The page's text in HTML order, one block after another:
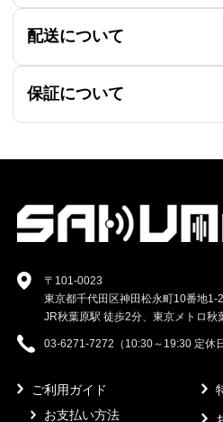
配送について
保証について
〒101-0023
東京都千代田区神田松永町10番地1-
JR秋葉原駅 徒歩2分、東京メトロ秋
03-6271-7272（10:30～19:30 定休
ご利用ガイド
お支払い方法